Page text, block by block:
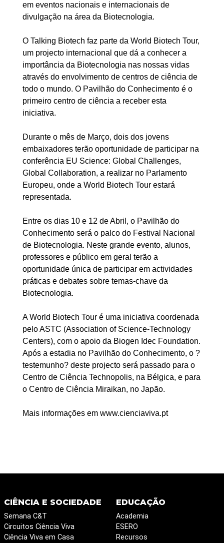
em eventos nacionais e internacionais de
divulgação na área da Biotecnologia.
O Talking Biotech faz parte da World Biotech Tour,
um projecto internacional que dá a conhecer a
importância da Biotecnologia nas nossas vidas
através do envolvimento de centros de ciência de
todo o mundo. O Pavilhão do Conhecimento é o
primeiro centro de ciência a receber esta
iniciativa.
Durante o mês de Março, dois dos jovens
embaixadores terão oportunidade de participar na
conferência EU Science: Global Challenges,
Global Collaboration, a realizar no Parlamento
Europeu, onde a World Biotech Tour estará
representada.
Entre os dias 10 e 12 de Abril, o Pavilhão do
Conhecimento será o palco do Festival Nacional
de Biotecnologia. Neste grande evento, alunos,
professores e público em geral terão a
oportunidade única de participar em actividades
práticas e debates sobre temas-chave da
Biotecnologia.
A World Biotech Tour é uma iniciativa coordenada
pelo ASTC (Association of Science-Technology
Centers), com o apoio da Biogen Idec Foundation.
Após a estadia no Pavilhão do Conhecimento, o ?
testemunho? deste projecto será passado para o
Centro de Ciência Technopolis, na Bélgica, e para
o Centro de Ciência Miraikan, no Japão.
Mais informações em www.cienciaviva.pt
CIÊNCIA E SOCIEDADE
Semana C&T
Circuitos Ciência Viva
Ciência Viva em Casa
EDUCAÇÃO
Academia
ESERO
Recursos